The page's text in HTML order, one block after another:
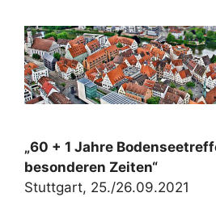
„60 + 1 Jahre
besonderen Zeiten“
Stuttgart, 25./26.09.2021